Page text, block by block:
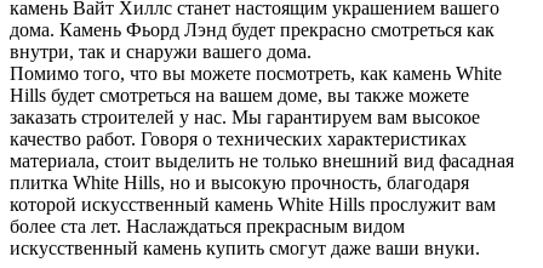
камень Вайт Хиллс станет настоящим украшением вашего
дома. Камень Фьорд Лэнд будет прекрасно смотреться как
внутри, так и снаружи вашего дома.
Помимо того, что вы можете посмотреть, как камень White
Hills будет смотреться на вашем доме, вы также можете
заказать строителей у нас. Мы гарантируем вам высокое
качество работ. Говоря о технических характеристиках
материала, стоит выделить не только внешний вид фасадная
плитка White Hills, но и высокую прочность, благодаря
которой искусственный камень White Hills прослужит вам
более ста лет. Наслаждаться прекрасным видом
искусственный камень купить смогут даже ваши внуки.